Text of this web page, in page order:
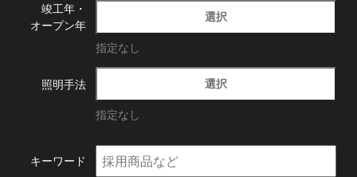
竣工年・
オープン年
選択
指定なし
照明手法 選択
指定なし
キーワード